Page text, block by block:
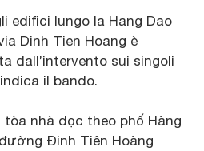
edifici lungo la Hang Dao
Dinh Tien Hoang è
dall’intervento sui singoli
il bando.
nhà dọc theo phố Hàng
Đinh Tiên Hoàng